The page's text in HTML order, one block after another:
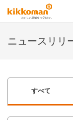
ニュースリリ
すべて